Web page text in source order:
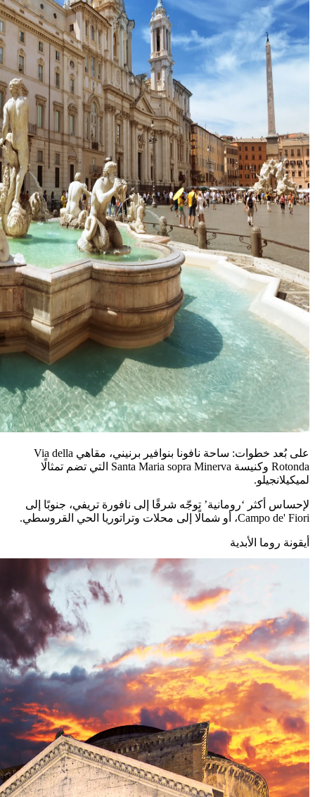
على بُعد خطوات: ساحة نافونا بنوافير برنيني، مقاهي Via della
Rotonda وكنيسة Santa Maria sopra Minerva التي تضم تمثالًا
لميكيلانجيلو.
لإحساس أكثر ‘رومانية’ توجّه شرقًا إلى نافورة تريفي، جنوبًا إلى
Campo de' Fiori، أو شمالًا إلى محلات وتراتوريا الحي القروسطي.
أيقونة روما الأبدية